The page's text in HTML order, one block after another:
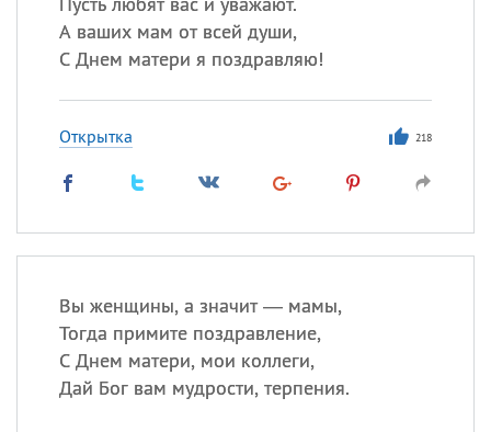
А ваших мам от всей души,
С Днем матери я поздравляю!
Открытка 218
Вы женщины, а значит — мамы,
Тогда примите поздравление,
С Днем матери, мои коллеги,
Дай Бог вам мудрости, терпения.